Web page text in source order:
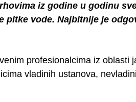
iz godine u godinu
pitke vode. Najbitnije je
profesionalcima iz oblasti
vladinih ustanova,